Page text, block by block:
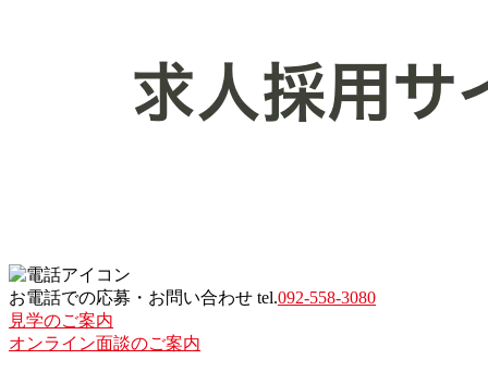
お電話での応募・お問い合わせ tel.092-558-3080
見学のご案内
オンライン面談のご案内